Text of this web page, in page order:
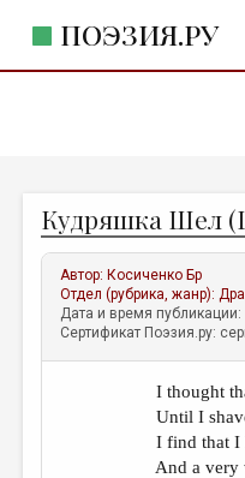
ПОЭЗИЯ.РУ
ЖАНРЫ
АВТОРЫ
КОММЕНТАРИИ
ЛИТСАЛОН
ПРАВИЛА САЙТА
Кудряшка Шел
Автор: Косиченко Бр
Отдел (рубрика, жанр):
Дата и время публикации:
Сертификат Поэзия.ру:
I thought that I
Until I shaved.
I find that I
And a very